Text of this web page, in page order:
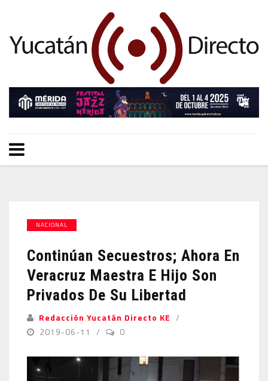
NACIONAL
Continúan Secuestros; Ahora En
Veracruz Maestra E Hijo Son
Privados De Su Libertad
Redacción Yucatán Directo KE
2019-06-11
0